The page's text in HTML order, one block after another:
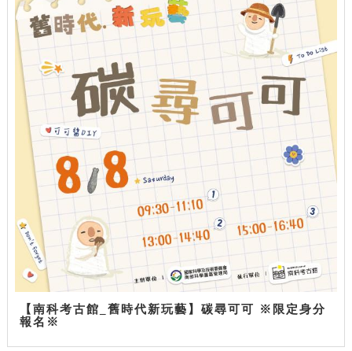
【南科考古館_舊時代新玩藝】碳尋可可 ※限定身分
報名※